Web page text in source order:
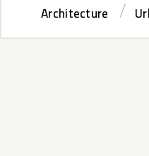
Architecture